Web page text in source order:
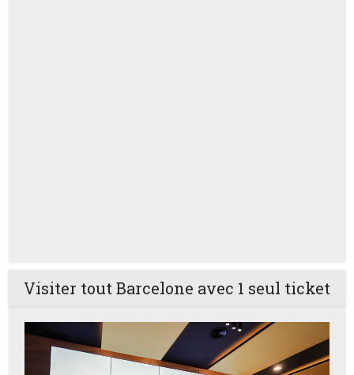
Visiter tout Barcelone avec 1 seul ticket